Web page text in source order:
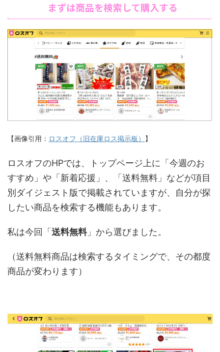
まずは商品を検索して購入する
【画像引用： ロスオフ（旧在庫ロス掲示板） 】
ロスオフのHPでは、トップページ上に「今週のお
すすめ」や「新着応援」、「送料無料」などが項目
別ダイジェスト版で掲載されていますが、自分が探
したい商品を検索する機能もあります。
私は今回「 送料無料」から選びました。
（送料無料商品は検索するタイミングで、その都度
商品が変わります）